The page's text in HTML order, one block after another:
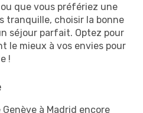
que vous préfériez une
tranquille, choisir la bonne
séjour parfait. Optez pour
le mieux à vos envies pour
!
à Madrid encore